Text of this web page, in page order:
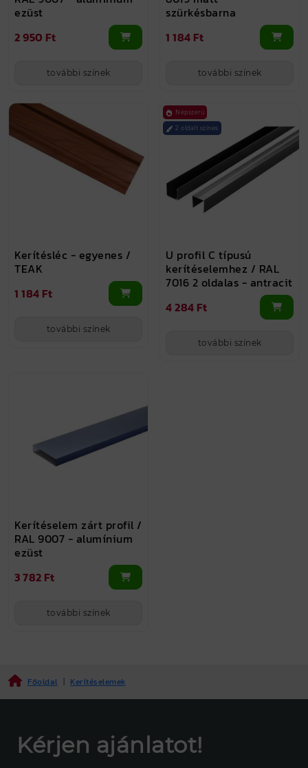
ezüst
2 950 Ft
további színek
szürkésbarna
1 184 Ft
további színek
Kerítésléc - egyenes /
TEAK
1 184 Ft
további színek
Népszerű
2 oldalt színes
U profil C típusú
kerítéselemhez / RAL
7016 2 oldalas - antracit
4 284 Ft
további színek
Kerítéselem zárt profil /
RAL 9007 - alumínium
ezüst
3 782 Ft
további színek
Főoldal | Kerítéselemek
Kérjen ajánlatot!